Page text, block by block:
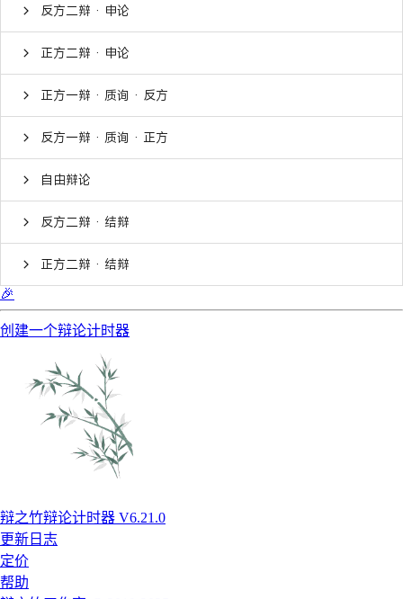
反方二辩 · 申论
正方二辩 · 申论
正方一辩 · 质询 · 反方
反方一辩 · 质询 · 正方
自由辩论
反方二辩 · 结辩
正方二辩 · 结辩
🎉
创建一个辩论计时器
辩之竹辩论计时器 V6.21.0
更新日志
定价
帮助